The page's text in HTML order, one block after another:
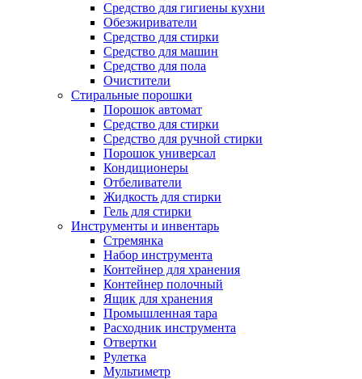
Средство для гигиены кухни
Обезжириватели
Средство для стирки
Средство для машин
Средство для пола
Очистители
Стиральные порошки
Порошок автомат
Средство для стирки
Средство для ручной стирки
Порошок универсал
Кондиционеры
Отбеливатели
Жидкость для стирки
Гель для стирки
Инструменты и инвентарь
Стремянка
Набор инструмента
Контейнер для хранения
Контейнер полочный
Ящик для хранения
Промышленная тара
Расходник инструмента
Отвертки
Рулетка
Мультиметр